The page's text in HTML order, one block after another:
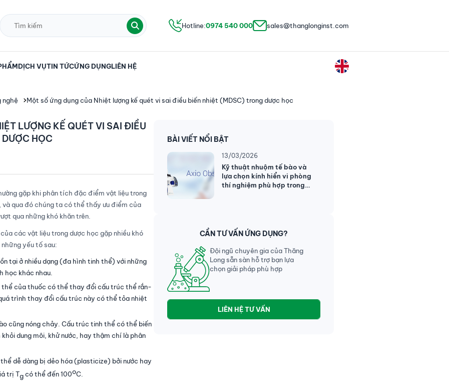
Hotline:0974 540 000 sales@thanglonginst.com
DỊCH VỤTIN TỨCỨNG DỤNGLIÊN HỆ
nghệ Một số ứng dụng của Nhiệt lượng kế quét vi sai điều biến nhiệt (MDSC) trong dược học
LƯỢNG KẾ QUÉT VI SAI ĐIỀU
HỌC
gặp khi phân tích đặc điểm vật liệu trong
và qua đó chúng ta có thể thấy ưu điểm của
qua những khó khăn trên.
các vật liệu trong dược học gặp nhiều khó
yếu tố sau:
tại ở nhiều dạng (đa hình tinh thể) với những
học khác nhau.
thể của thuốc có thể thay đổi cấu trúc thể rắn-
trình thay đổi cấu trúc này có thể tỏa nhiệt
cũng nóng chảy. Cấu trúc tinh thể có thể biến
dung môi, khử nước, hay thậm chí là phân
dễ dàng bị dẻo hóa (plasticize) bởi nước hay
trị Tgcó thể đến 100oC.
BÀI VIẾT NỔI BẬT
13/03/2026
Kỹ thuật nhuộm tế bào và
lựa chọn kính hiển vi phòng
thí nghiệm phù hợp trong
CẦN TƯ VẤN ỨNG DỤNG?
Đội ngũ chuyên gia của Thăng
Long sẵn sàn hỗ trợ bạn lựa
chọn giải pháp phù hợp
LIÊN HỆ TƯ VẤN